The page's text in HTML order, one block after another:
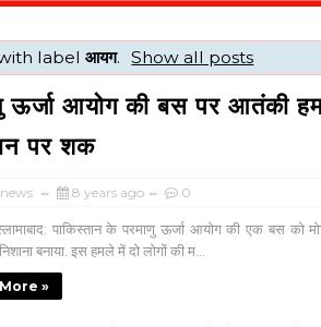
labelआयग. Show all posts
ऊर्जा आयोग की बस पर आतंकी
पर शक
8 years ago 0
पाकिस्तान के परमाणु ऊर्जा आयोग की एक बस को
बनाया. इस हमले में दो लोगों की म...
»